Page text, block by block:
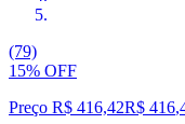
(79)
15% OFF
Preço R$ 416,42R$ 416,